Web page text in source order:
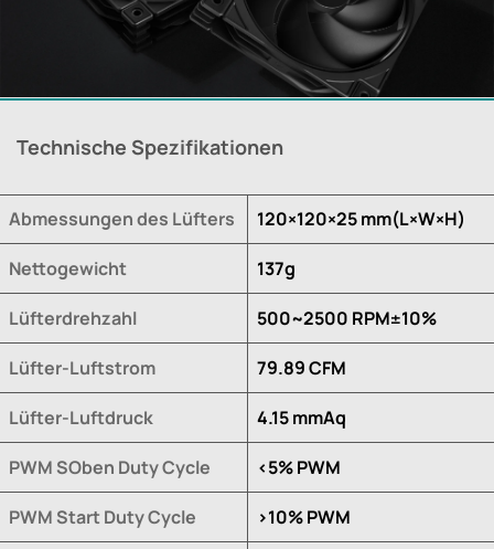
Technische Spezifikationen
Abmessungen des Lüfters 120×120×25 mm(L×W×H)
Nettogewicht 137g
Lüfterdrehzahl 500~2500 RPM±10%
Lüfter-Luftstrom 79.89 CFM
Lüfter-Luftdruck 4.15 mmAq
PWM SOben Duty Cycle <5% PWM
PWM Start Duty Cycle
>10% PWM